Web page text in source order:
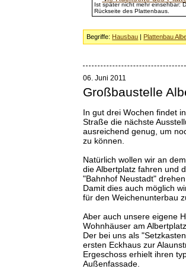
Ist später nicht mehr einsehbar:
Rückseite des Plattenbaus.
Begriffe: Hausbau Plattenbau
06. Juni 2011
Großbaustelle
In gut drei Wochen findet
Straße die nächste
ausreichend genug, um
zu können.
Natürlich wollen wir an
die Albertplatz fahren und
"Bahnhof Neustadt"
Damit dies auch möglich
für den Weichenunterbau
Aber auch unsere eigene
Wohnhäuser am
Der bei uns als
ersten Eckhaus zur
Ergeschoss erhielt ihren
Außenfassade.